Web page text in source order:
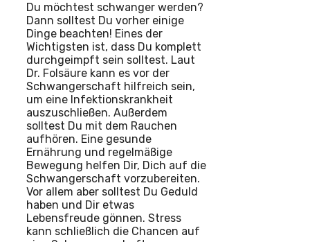
Du möchtest schwanger werden?
Dann solltest Du vorher einige
Dinge beachten! Eines der
Wichtigsten ist, dass Du komplett
durchgeimpft sein solltest. Laut
Dr. Folsäure kann es vor der
Schwangerschaft hilfreich sein,
um eine Infektionskrankheit
auszuschließen. Außerdem
solltest Du mit dem Rauchen
aufhören. Eine gesunde
Ernährung und regelmäßige
Bewegung helfen Dir, Dich auf die
Schwangerschaft vorzubereiten.
Vor allem aber solltest Du Geduld
haben und Dir etwas
Lebensfreude gönnen. Stress
kann schließlich die Chancen auf